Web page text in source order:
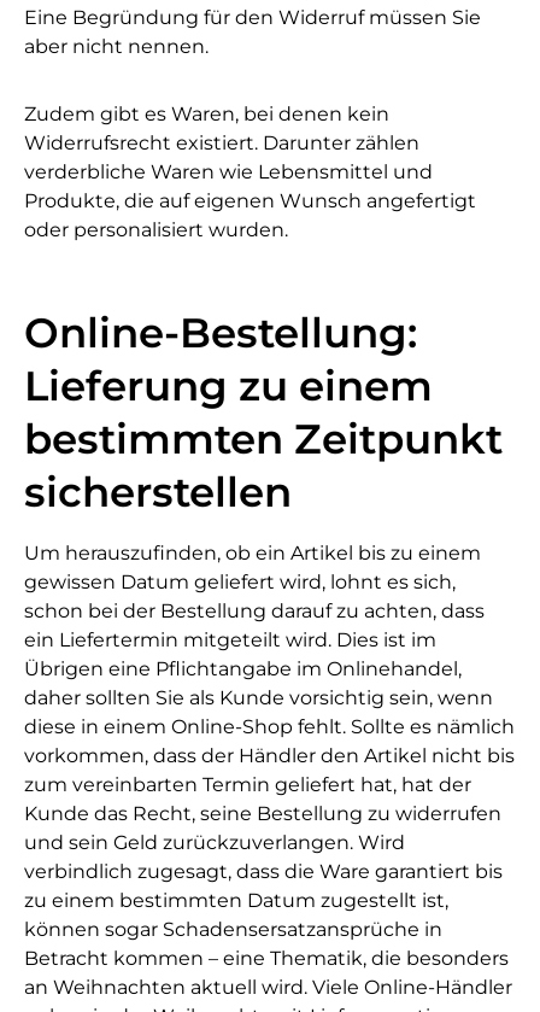
Eine Begründung für den Widerruf müssen Sie
aber nicht nennen.
Zudem gibt es Waren, bei denen kein
Widerrufsrecht existiert. Darunter zählen
verderbliche Waren wie Lebensmittel und
Produkte, die auf eigenen Wunsch angefertigt
oder personalisiert wurden.
Online-Bestellung:
Lieferung zu einem
bestimmten Zeitpunkt
sicherstellen
Um herauszufinden, ob ein Artikel bis zu einem
gewissen Datum geliefert wird, lohnt es sich,
schon bei der Bestellung darauf zu achten, dass
ein Liefertermin mitgeteilt wird. Dies ist im
Übrigen eine Pflichtangabe im Onlinehandel,
daher sollten Sie als Kunde vorsichtig sein, wenn
diese in einem Online-Shop fehlt. Sollte es nämlich
vorkommen, dass der Händler den Artikel nicht bis
zum vereinbarten Termin geliefert hat, hat der
Kunde das Recht, seine Bestellung zu widerrufen
und sein Geld zurückzuverlangen. Wird
verbindlich zugesagt, dass die Ware garantiert bis
zu einem bestimmten Datum zugestellt ist,
können sogar Schadensersatzansprüche in
Betracht kommen – eine Thematik, die besonders
an Weihnachten aktuell wird. Viele Online-Händler